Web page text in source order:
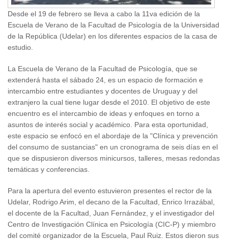
Desde el 19 de febrero se lleva a cabo la 11va edición de la
Escuela de Verano de la Facultad de Psicología de la Universidad
de la República (Udelar) en los diferentes espacios de la casa de
estudio.
La Escuela de Verano de la Facultad de Psicología, que se
extenderá hasta el sábado 24, es un espacio de formación e
intercambio entre estudiantes y docentes de Uruguay y del
extranjero la cual tiene lugar desde el 2010. El objetivo de este
encuentro es el intercambio de ideas y enfoques en torno a
asuntos de interés social y académico. Para esta oportunidad,
este espacio se enfocó en el abordaje de la "Clínica y prevención
del consumo de sustancias" en un cronograma de seis días en el
que se dispusieron diversos minicursos, talleres, mesas redondas
temáticas y conferencias.
Para la apertura del evento estuvieron presentes el rector de la
Udelar, Rodrigo Arim, el decano de la Facultad, Enrico Irrazábal,
el docente de la Facultad, Juan Fernández, y el investigador del
Centro de Investigación Clínica en Psicología (CIC-P) y miembro
del comité organizador de la Escuela, Paul Ruiz. Estos dieron sus